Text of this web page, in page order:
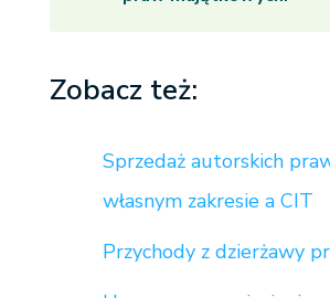
Zobacz też:
Sprzedaż autorskich
własnym zakresie a CIT
Przychody z dzierżawy